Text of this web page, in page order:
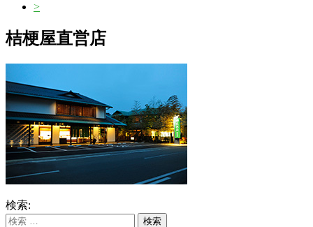
>
桔梗屋直営店
検索: